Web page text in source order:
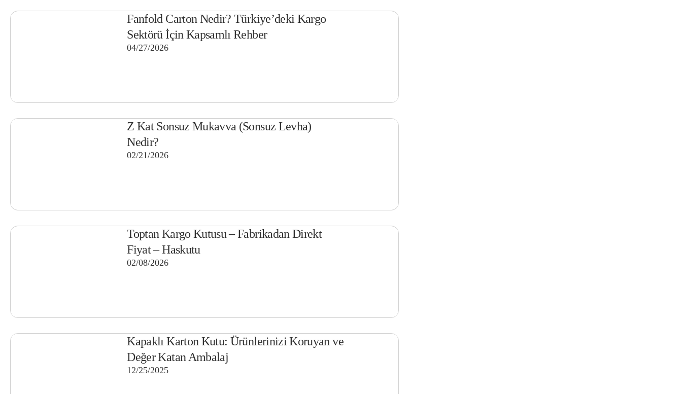
Fanfold Carton Nedir? Türkiye’deki Kargo
Sektörü İçin Kapsamlı Rehber
04/27/2026
Z Kat Sonsuz Mukavva (Sonsuz Levha)
Nedir?
02/21/2026
Toptan Kargo Kutusu – Fabrikadan Direkt
Fiyat – Haskutu
02/08/2026
Kapaklı Karton Kutu: Ürünlerinizi Koruyan ve
Değer Katan Ambalaj
12/25/2025